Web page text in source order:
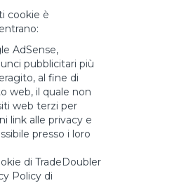
cookie è
AdSense,
pubblicitari più
al fine di
web, il quale non
web terzi per
link alle privacy e
presso i loro
di TradeDoubler
Policy di